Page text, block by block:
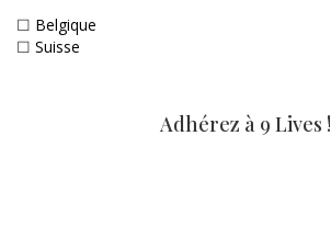
☐ Belgique
☐ Suisse
Adhérez à 9 Lives !